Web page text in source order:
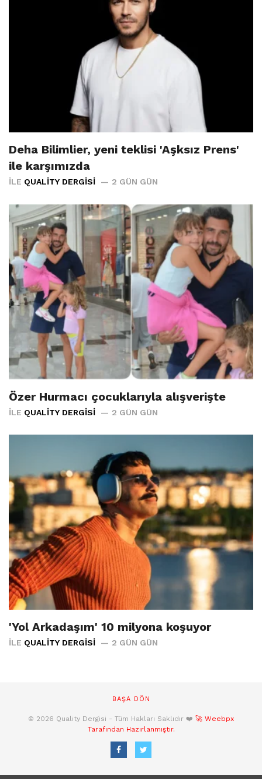
Deha Bilimlier, yeni teklisi 'Aşksız Prens'
ile karşımızda
İLE QUALITY DERGISI 2 GÜN GÜN
Özer Hurmacı çocuklarıyla alışverişte
İLE QUALITY DERGISI 2 GÜN GÜN
'Yol Arkadaşım' 10 milyona koşuyor
İLE QUALITY DERGISI 2 GÜN GÜN
BAŞA DÖN
© 2026 Quality Dergisi - Tüm Hakları Saklıdır ❤️ 🚀 Weebpx
Tarafından Hazırlanmıştır.